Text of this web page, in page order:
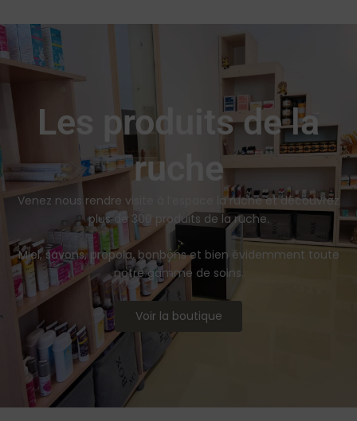
Les produits de la
ruche
Venez nous rendre visite à l’espace la ruche et découvrez
plus de 300 produits de la ruche.
Miel, savons, propola, bonbons et bien évidemment toute
notre gamme de soins.
Voir la boutique